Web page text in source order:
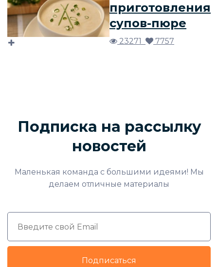
приготовления
супов-пюре
23271 7757
Подписка на рассылку
новостей
Маленькая команда с большими идеями! Мы
делаем отличные материалы
Подписаться